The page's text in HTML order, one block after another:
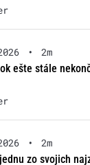
•
2m
ešte stále
•
2m
zo svojich